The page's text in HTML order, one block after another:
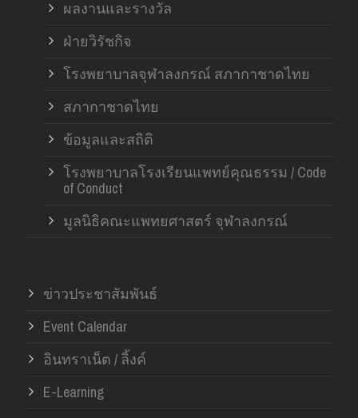
ผลงานและรางวัล
ฝ่ายวิรัชกิจ
โรงพยาบาลจุฬาลงกรณ์ สภากาชาดไทย
สภากาชาดไทย
ข้อมูลและสถิติ
โรงพยาบาลโรงเรียนแพทย์คุณธรรม / Code
of Conduct
มูลนิธิคณะแพทยศาสตร์ จุฬาลงกรณ์
ข่าวประชาสัมพันธ์
Event Calendar
อินทราเน็ต / ลิ้งค์
E-Learning